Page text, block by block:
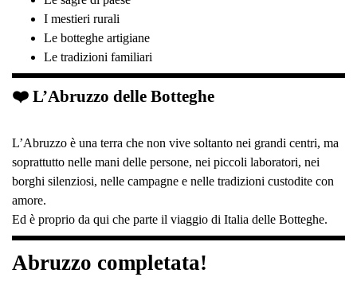
I mestieri rurali
Le botteghe artigiane
Le tradizioni familiari
❤️ L’Abruzzo delle Botteghe
L’Abruzzo è una terra che non vive soltanto nei grandi centri, ma
soprattutto nelle mani delle persone, nei piccoli laboratori, nei
borghi silenziosi, nelle campagne e nelle tradizioni custodite con
amore.
Ed è proprio da qui che parte il viaggio di Italia delle Botteghe.
Abruzzo completata!